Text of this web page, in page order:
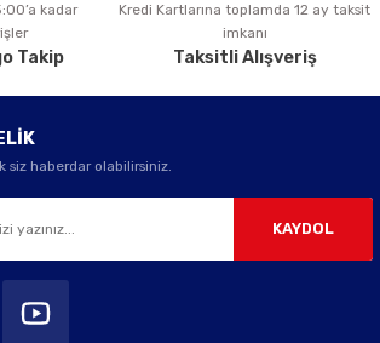
Gönder
kadar
Takip
Kredi Kartlarına toplamda 12 ay taksit
imkanı
Taksitli Alışveriş
siz haberdar olabilirsiniz.
KAYDOL